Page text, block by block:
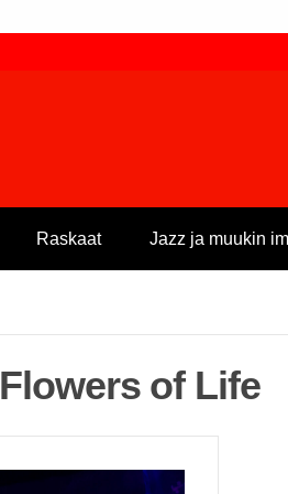
Raskaat Jazz ja muukin
Flowers of Life